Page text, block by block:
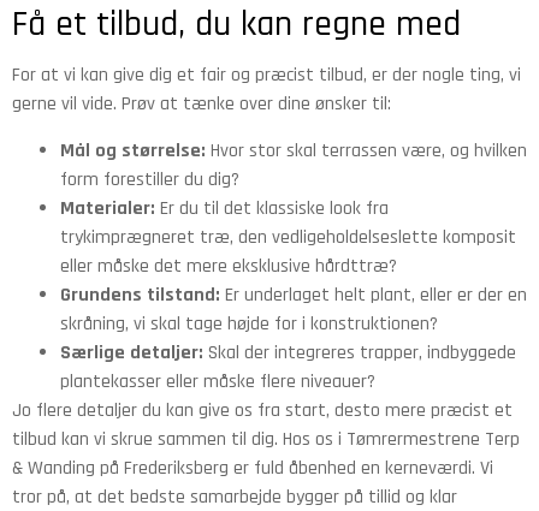
Få et tilbud, du kan regne med
For at vi kan give dig et fair og præcist tilbud, er der nogle ting, vi
gerne vil vide. Prøv at tænke over dine ønsker til:
Mål og størrelse: Hvor stor skal terrassen være, og hvilken
form forestiller du dig?
Materialer: Er du til det klassiske look fra
trykimprægneret træ, den vedligeholdelseslette komposit
eller måske det mere eksklusive hårdttræ?
Grundens tilstand: Er underlaget helt plant, eller er der en
skråning, vi skal tage højde for i konstruktionen?
Særlige detaljer: Skal der integreres trapper, indbyggede
plantekasser eller måske flere niveauer?
Jo flere detaljer du kan give os fra start, desto mere præcist et
tilbud kan vi skrue sammen til dig. Hos os i Tømrermestrene Terp
& Wanding på Frederiksberg er fuld åbenhed en kerneværdi. Vi
tror på, at det bedste samarbejde bygger på tillid og klar